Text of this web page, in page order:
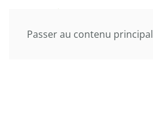
Passer au contenu principal